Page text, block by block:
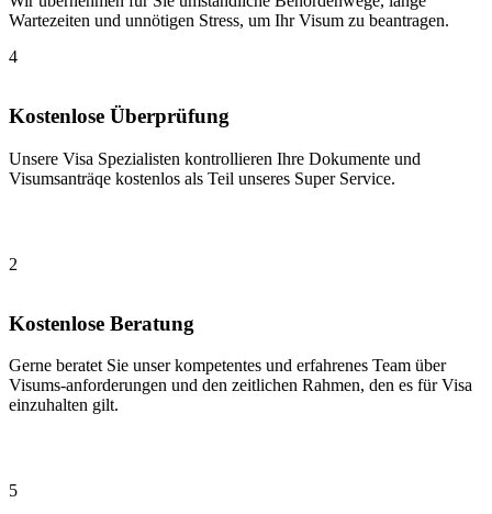
Wartezeiten und unnötigen Stress, um Ihr Visum zu beantragen.
4
Kostenlose Überprüfung
Unsere Visa Spezialisten kontrollieren Ihre Dokumente und
Visumsanträqe kostenlos als Teil unseres Super Service.
2
Kostenlose Beratung
Gerne beratet Sie unser kompetentes und erfahrenes Team über
Visums-anforderungen und den zeitlichen Rahmen, den es für Visa
einzuhalten gilt.
5